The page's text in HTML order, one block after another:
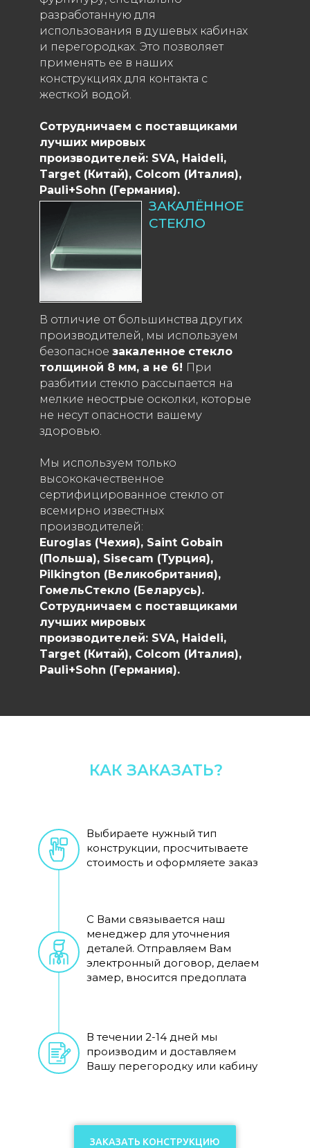
разработанную для
использования в душевых кабинах
и перегородках. Это позволяет
применять ее в наших
конструкциях для контакта с
жесткой водой.
Сотрудничаем с поставщиками
лучших мировых
производителей: SVA, Haideli,
Target (Китай), Colcom (Италия),
Pauli+Sohn (Германия).
В отличие от большинства других
производителей, мы используем
безопасное закаленное стекло
толщиной 8 мм, а не 6! При
разбитии стекло рассыпается на
мелкие неострые осколки, которые
не несут опасности вашему
здоровью.
Мы используем только
высококачественное
сертифицированное стекло от
всемирно известных
производителей:
Euroglas (Чехия), Saint Gobain
(Польша), Sisecam (Турция),
Рilkington (Великобритания),
ГомельСтекло (Беларусь).
Сотрудничаем с поставщиками
лучших мировых
производителей: SVA, Haideli,
Target (Китай), Colcom (Италия),
Pauli+Sohn (Германия).
ЗАКАЛЁННОЕ
СТЕКЛО
КАК ЗАКАЗАТЬ?
С Вами связывается наш
менеджер для уточнения
деталей. Отправляем Вам
электронный договор, делаем
замер, вносится предоплата
Выбираете нужный тип
конструкции, просчитываете
стоимость и оформляете заказ
В течении 2-14 дней мы
производим и доставляем
Вашу перегородку или кабину
ЗАКАЗАТЬ КОНСТРУКЦИЮ